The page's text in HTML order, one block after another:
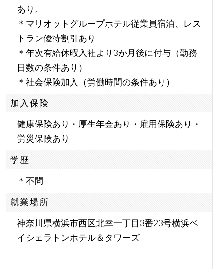
あり。
＊マリオットグループホテル従業員宿泊、レス
トラン優待割引あり
＊年次有給休暇入社より3か月後に付与（勤務
日数の条件あり）
＊社会保険加入（労働時間の条件あり）
加入保険
健康保険あり・厚生年金あり・雇用保険あり・
労災保険あり
学歴
＊不問
就業場所
神奈川県横浜市西区北幸一丁目3番23号横浜ベ
イシェラトンホテル＆タワーズ